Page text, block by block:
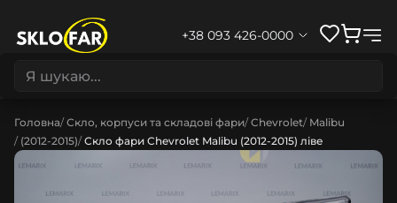
+38 093 426-0000
Головна Скло, корпуси та складові фари Chevrolet Malibu
(2012-2015) Скло фари Chevrolet Malibu (2012-2015) ліве